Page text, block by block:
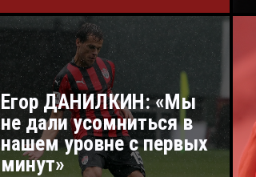
Егор ДАНИЛКИН: «Мы
не дали усомниться в
нашем уровне с первых
минут»